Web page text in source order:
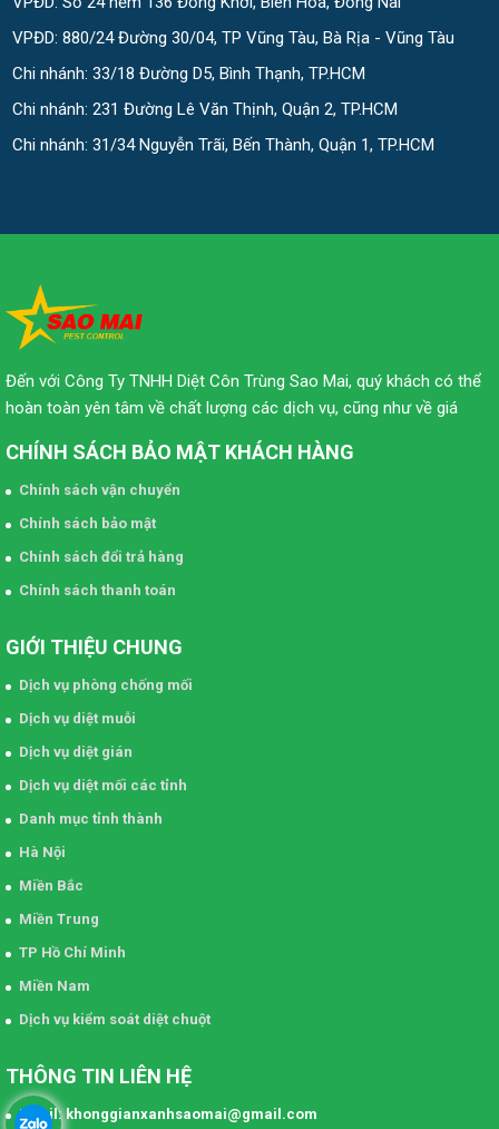
VPĐD: 880/24 Đường 30/04, TP Vũng Tàu, Bà Rịa - Vũng Tàu
Chi nhánh: 33/18 Đường D5, Bình Thạnh, TP.HCM
Chi nhánh: 231 Đường Lê Văn Thịnh, Quận 2, TP.HCM
Chi nhánh: 31/34 Nguyễn Trãi, Bến Thành, Quận 1, TP.HCM
Đến với Công Ty TNHH Diệt Côn Trùng Sao Mai, quý khách có thể
hoàn toàn yên tâm về chất lượng các dịch vụ, cũng như về giá
CHÍNH SÁCH BẢO MẬT KHÁCH HÀNG
Chính sách vận chuyển
Chính sách bảo mật
Chính sách đổi trả hàng
Chính sách thanh toán
GIỚI THIỆU CHUNG
Dịch vụ phòng chống mối
Dịch vụ diệt muỗi
Dịch vụ diệt gián
Dịch vụ diệt mối các tỉnh
Danh mục tỉnh thành
Hà Nội
Miền Bắc
Miền Trung
TP Hồ Chí Minh
Miền Nam
Dịch vụ kiểm soát diệt chuột
THÔNG TIN LIÊN HỆ
Email: khonggianxanhsaomai@gmail.com